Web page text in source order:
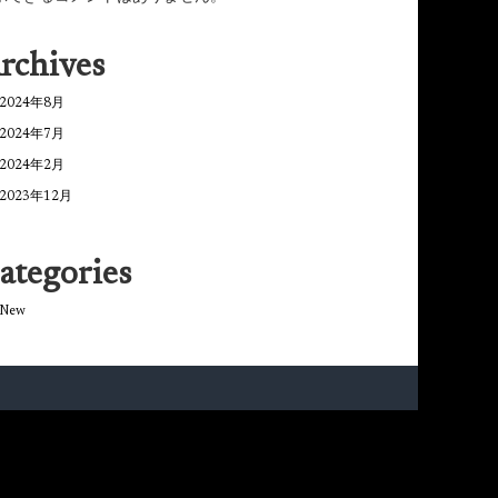
年8月
年7月
年2月
年12月